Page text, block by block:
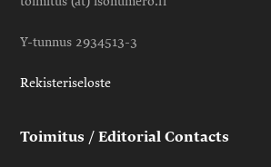
Y-tunnus 2934513-3
Rekisteriseloste
Toimitus / Editorial Contacts